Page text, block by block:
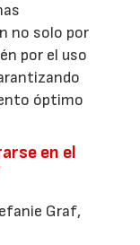
no solo por
por el uso
óptimo
en el
Graf,